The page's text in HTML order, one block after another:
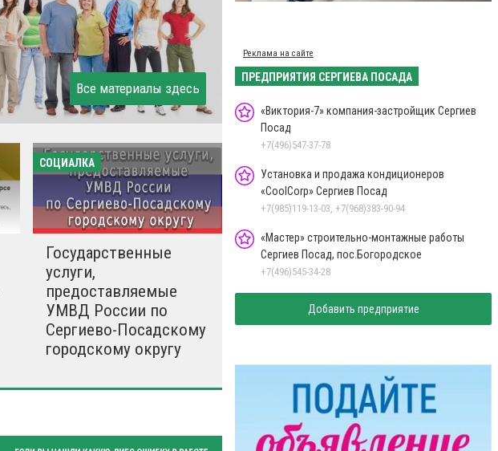
Все материалы здесь
СОЦИАЛКА
Государственные
услуги,
предоставляемые
УМВД России по
Сергиево-Посадскому
городскому округу
Реклама на сайте
ПРЕДПРИЯТИЯ СЕРГИЕВА ПОСАДА
«Виктория-7» компания-застройщик Сергиев
Посад
+7(496)547-37-78
Установка и продажа кондиционеров
«CoolCorp» Сергиев Посад
+7(985)119-13-03, +7(968)383-90-94
«Мастер» строительно-монтажные работы
Сергиев Посад, пос.Богородское
+7(496)545-34-28
Добавить предприятие